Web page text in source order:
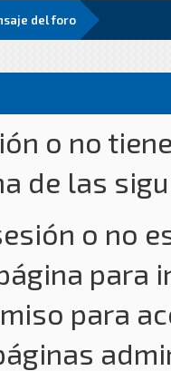
del foro
o no
de las
o no
para
para